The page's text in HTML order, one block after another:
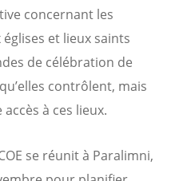
concernant les
églises et lieux saints
de célébration de
contrôlent, mais
à ces lieux.
se réunit à Paralimni,